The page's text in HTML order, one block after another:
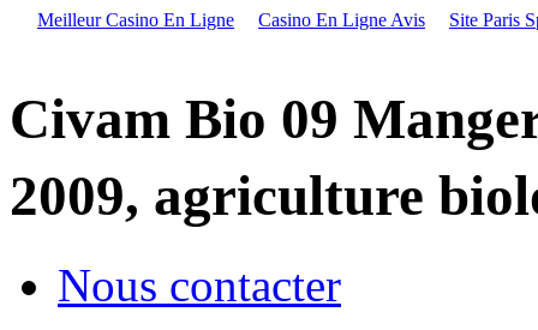
Meilleur Casino En Ligne Casino En Ligne Avis Site Paris
Civam Bio 09
2009, agriculture
Nous contacter